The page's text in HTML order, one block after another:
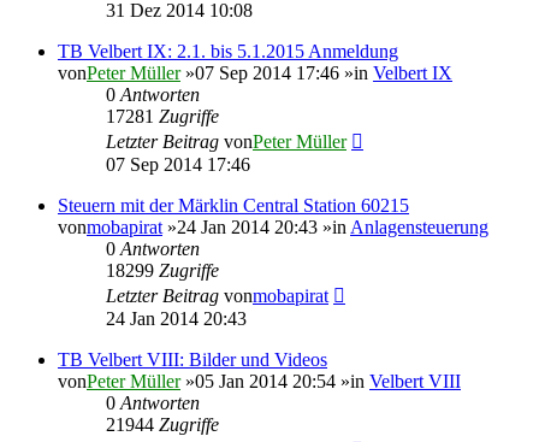
31 Dez 2014 10:08
TB Velbert IX: 2.1. bis 5.1.2015 Anmeldung
vonPeter Müller»07 Sep 2014 17:46 »in Velbert IX
0 Antworten
17281 Zugriffe
Letzter Beitrag vonPeter Müller
07 Sep 2014 17:46
Steuern mit der Märklin Central Station 60215
vonmobapirat »24 Jan 2014 20:43 »in Anlagensteuerung
0 Antworten
18299 Zugriffe
Letzter Beitrag vonmobapirat
24 Jan 2014 20:43
TB Velbert VIII: Bilder und Videos
vonPeter Müller»05 Jan 2014 20:54 »in Velbert VIII
0 Antworten
21944 Zugriffe